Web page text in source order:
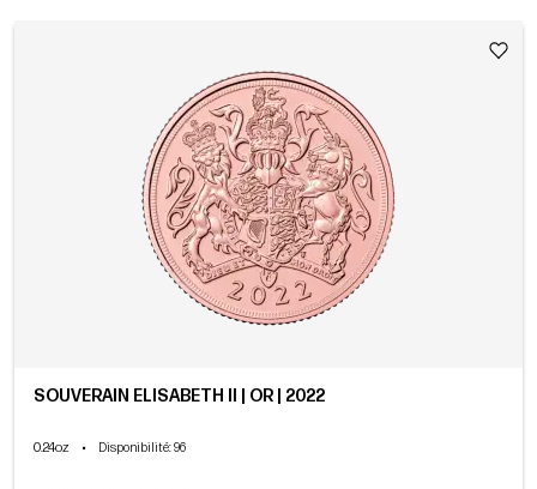
SOUVERAIN ELISABETH II | OR | 2022
0.24oz • Disponibilité: 96